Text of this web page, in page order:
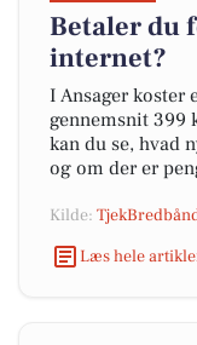
Betaler du
internet?
I Ansager koster
gennemsnit 399
kan du se, hvad
og om der er
Kilde:
Læs hele